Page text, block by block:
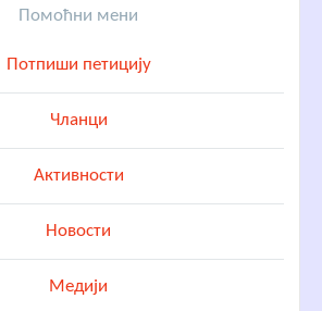
Помоћни мени
Потпиши петицију
Чланци
Активности
Новости
Медији